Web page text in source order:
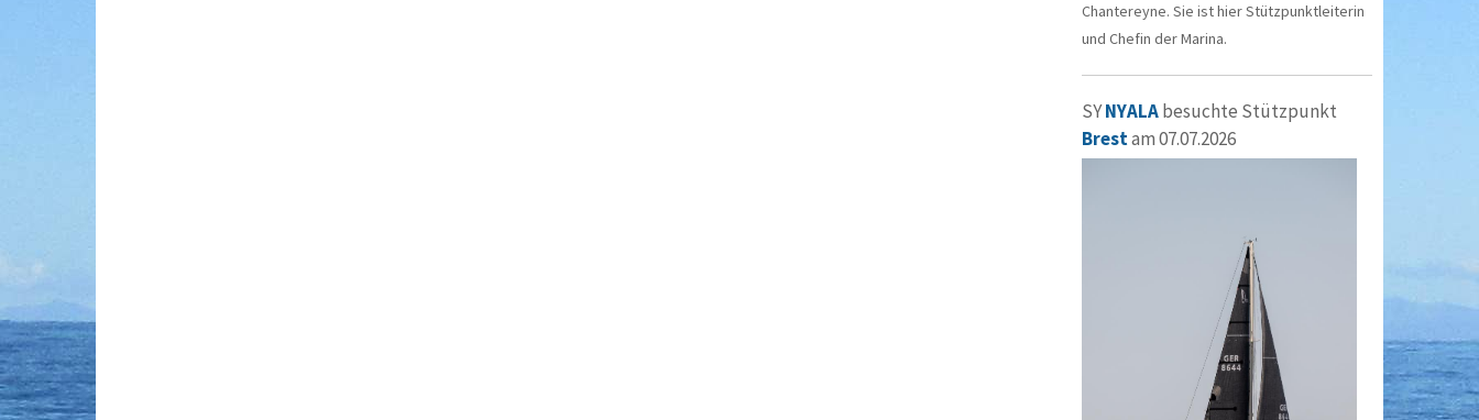
Chantereyne. Sie ist hier Stützpunktleiterin
und Chefin der Marina.
SYNYALAbesuchte Stützpunkt
Brestam 07.07.2026